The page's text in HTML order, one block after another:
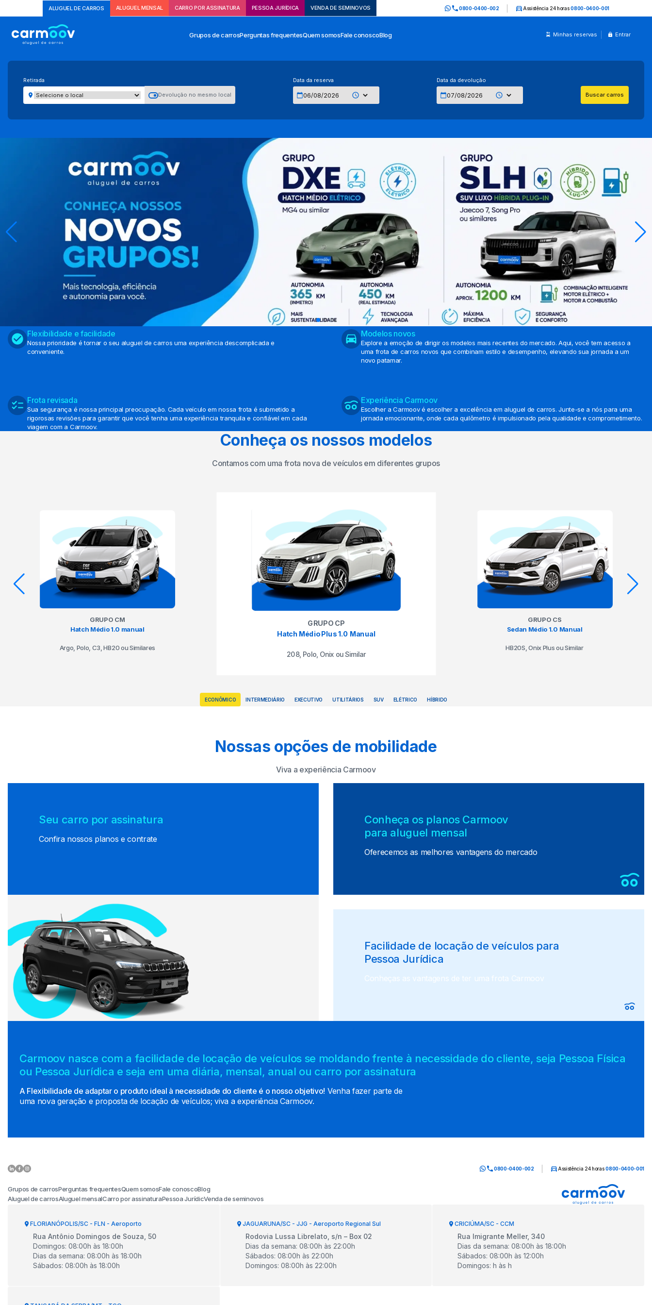
ALUGUEL DE CARROS ALUGUEL MENSAL CARRO POR ASSINATURA PESSOA JURÍDICA VENDA DE SEMINOVOS 0800-0400-002 Assistência 24 horas 0800-0400-001
Grupos de carrosPerguntas frequentesQuem somosFale conoscoBlog Minhas reservas Entrar
Retirada
Devolução no mesmo local
Data da reserva Data da devolução
Buscar carros
Flexibilidade e facilidade
Nossa prioridade é tornar o seu aluguel de carros uma experiência descomplicada e
conveniente.
Modelos novos
Explore a emoção de dirigir os modelos mais recentes do mercado. Aqui, você tem acesso a
uma frota de carros novos que combinam estilo e desempenho, elevando sua jornada a um
novo patamar.
Frota revisada
Sua segurança é nossa principal preocupação. Cada veículo em nossa frota é submetido a
rigorosas revisões para garantir que você tenha uma experiência tranquila e confiável em cada
viagem com a Carmoov.
Experiência Carmoov
Escolher a Carmoov é escolher a excelência em aluguel de carros. Junte-se a nós para uma
jornada emocionante, onde cada quilômetro é impulsionado pela qualidade e comprometimento.
Conheça os nossos modelos
Contamos com uma frota nova de veículos em diferentes grupos
GRUPO CM
Hatch Médio 1.0 manual
Argo, Polo, C3, HB20 ou Similares
GRUPO CP
Hatch Médio Plus 1.0 Manual
208, Polo, Onix ou Similar
GRUPO CS
Sedan Médio 1.0 Manual
HB20S, Onix Plus ou Similar
ECONÔMICO INTERMEDIÁRIO EXECUTIVO UTILITÁRIOS SUV ELÉTRICO HÍBRIDO
Nossas opções de mobilidade
Viva a experiência Carmoov
Seu carro por assinatura
Confira nossos planos e contrate
Conheça os planos Carmoov
para aluguel mensal
Oferecemos as melhores vantagens do mercado
Facilidade de locação de veículos para
Pessoa Jurídica
Conheças as vantagens de ter uma frota Carmoov
Carmoov nasce com a facilidade de locação de veículos se moldando frente à necessidade do cliente, seja Pessoa Física
ou Pessoa Jurídica e seja em uma diária, mensal, anual ou carro por assinatura
A Flexibilidade de adaptar o produto ideal à necessidade do cliente é o nosso objetivo! Venha fazer parte de
uma nova geração e proposta de locação de veículos; viva a experiência Carmoov.
0800-0400-002 Assistência 24 horas 0800-0400-001
Grupos de carrosPerguntas frequentesQuem somosFale conoscoBlog
Aluguel de carrosAluguel mensalCarro por assinaturaPessoa JurídicVenda de seminovos
FLORIANÓPOLIS/SC - FLN - Aeroporto
Rua Antônio Domingos de Souza, 50
Domingos: 08:00h às 18:00h
Dias da semana: 08:00h às 18:00h
Sábados: 08:00h às 18:00h
JAGUARUNA/SC - JJG - Aeroporto Regional Sul
Rodovia Lussa Librelato, s/n – Box 02
Dias da semana: 08:00h às 22:00h
Sábados: 08:00h às 22:00h
Domingos: 08:00h às 22:00h
CRICIÚMA/SC - CCM
Rua Imigrante Meller, 340
Dias da semana:08:00h às 18:00h
Sábados:08:00h às 12:00h
Domingos:h às h